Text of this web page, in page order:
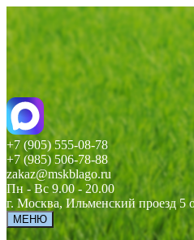
+7 (905) 555-08-78
+7 (985) 506-78-88
zakaz@mskblago.ru
Пн - Вс 9.00 - 20.00
г. Москва, Ильменский проезд 5
МЕНЮ